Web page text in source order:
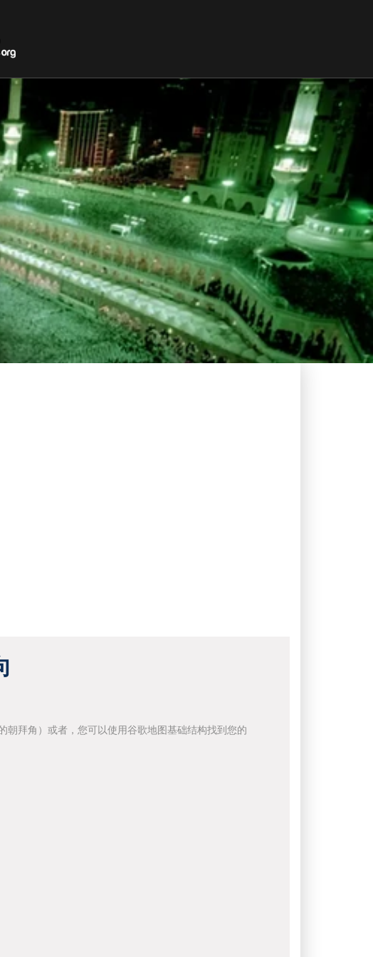
拜角）或者，您可以使用谷歌地图基础结构找到您的